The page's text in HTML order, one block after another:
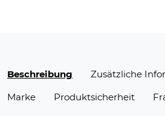
Beschreibung
Zusätzliche
Marke
Produktsicherheit